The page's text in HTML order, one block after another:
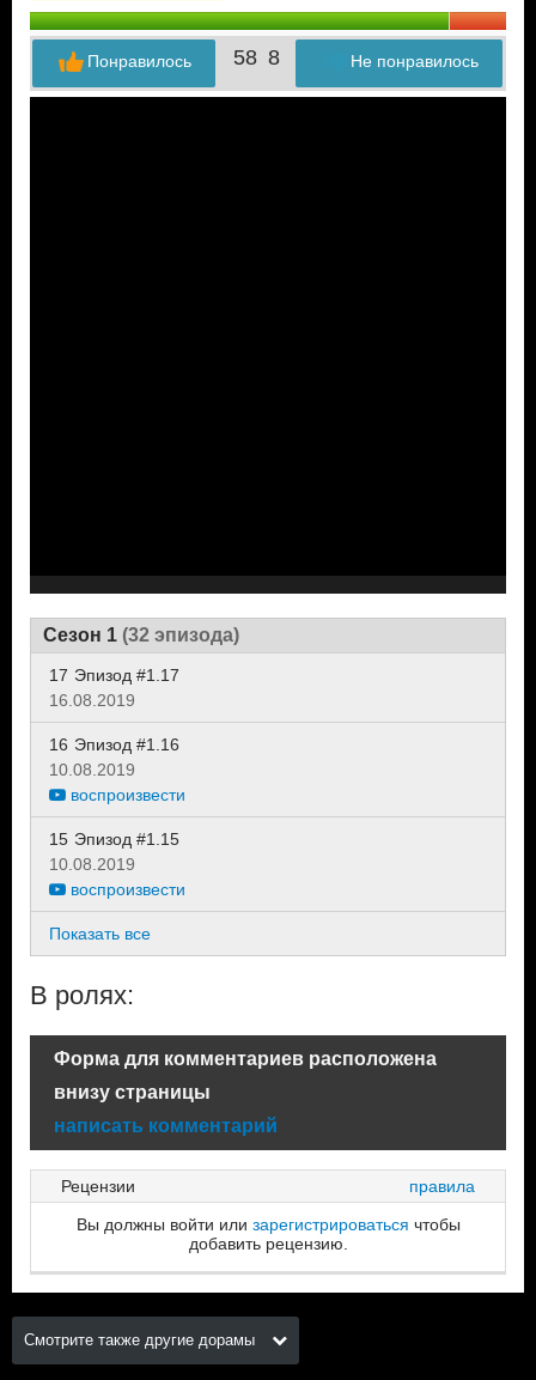
58 8 Не понравилось
Понравилось
Сезон 1 (32 эпизода)
17 Эпизод #1.17
16.08.2019
16 Эпизод #1.16
10.08.2019
воспроизвести
15 Эпизод #1.15
10.08.2019
воспроизвести
Показать все
В ролях:
Форма для комментариев расположена
внизу страницы
написать комментарий
Рецензии
правила
Вы должны войти или зарегистрироваться чтобы
добавить рецензию.
Смотрите также другие дорамы